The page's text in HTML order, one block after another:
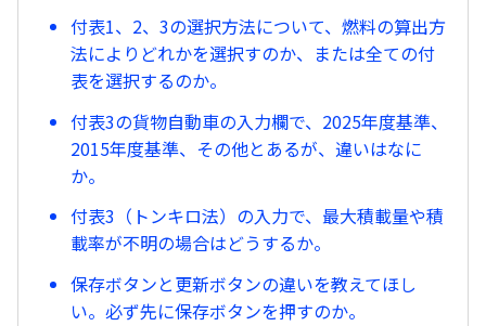
付表1、2、3の選択方法について、燃料の算出方
法によりどれかを選択すのか、または全ての付
表を選択するのか。
付表3の貨物自動車の入力欄で、2025年度基準、
2015年度基準、その他とあるが、違いはなに
か。
付表3（トンキロ法）の入力で、最大積載量や積
載率が不明の場合はどうするか。
保存ボタンと更新ボタンの違いを教えてほし
い。必ず先に保存ボタンを押すのか。